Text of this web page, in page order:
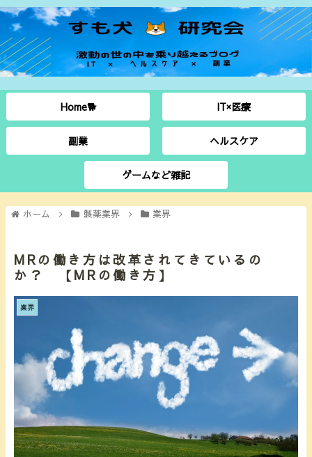
Home🐕 IT×医療
副業 ヘルスケア
ゲームなど雑記
ホーム 製薬業界 業界
MRの働き方は改革されてきているの
か？ 【MRの働き方】
業界